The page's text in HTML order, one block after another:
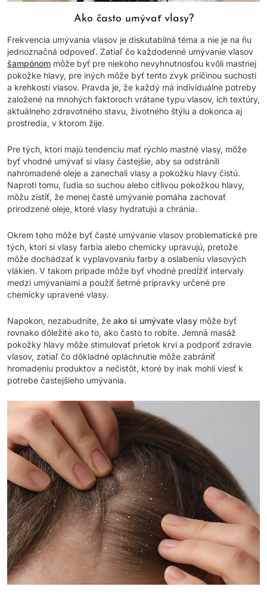
Ako často umývať vlasy?
Frekvencia umývania vlasov je diskutabilná téma a nie je na ňu
jednoznačná odpoveď. Zatiaľ čo každodenné umývanie vlasov
šampónom môže byť pre niekoho nevyhnutnosťou kvôli mastnej
pokožke hlavy, pre iných môže byť tento zvyk príčinou suchosti
a krehkosti vlasov. Pravda je, že každý má individuálne potreby
založené na mnohých faktoroch vrátane typu vlasov, ich textúry,
aktuálneho zdravotného stavu, životného štýlu a dokonca aj
prostredia, v ktorom žije.
Pre tých, ktorí majú tendenciu mať rýchlo mastné vlasy, môže
byť vhodné umývať si vlasy častejšie, aby sa odstránili
nahromadené oleje a zanechali vlasy a pokožku hlavy čistú.
Naproti tomu, ľudia so suchou alebo citlivou pokožkou hlavy,
môžu zistiť, že menej časté umývanie pomáha zachovať
prirodzené oleje, ktoré vlasy hydratujú a chránia.
Okrem toho môže byť časté umývanie vlasov problematické pre
tých, ktorí si vlasy farbia alebo chemicky upravujú, pretože
môže dochádzať k vyplavovaniu farby a oslabeniu vlasových
vlákien. V takom prípade môže byť vhodné predĺžiť intervaly
medzi umývaniami a použiť šetrné prípravky určené pre
chemicky upravené vlasy.
Napokon, nezabudnite, že ako si umývate vlasy môže byť
rovnako dôležité ako to, ako často to robíte. Jemná masáž
pokožky hlavy môže stimulovať prietok krvi a podporiť zdravie
vlasov, zatiaľ čo dôkladné opláchnutie môže zabrániť
hromadeniu produktov a nečistôt, ktoré by inak mohli viesť k
potrebe častejšieho umývania.